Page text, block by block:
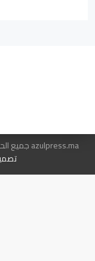
azulpress.ma جميع الحقوق محفوظة